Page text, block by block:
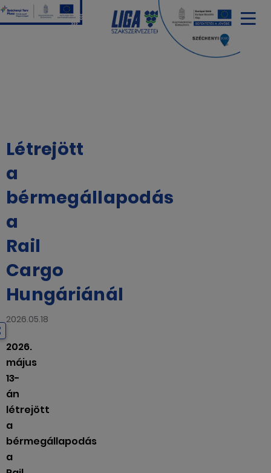
Létrejött
a
bérmegállapodás
a
Rail
Cargo
Hungáriánál
2026.05.18
2026.
május
13-
án
létrejött
a
bérmegállapodás
a